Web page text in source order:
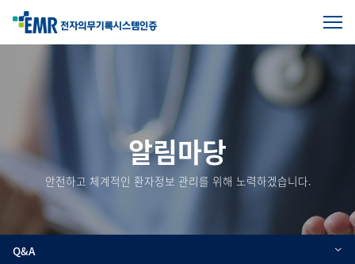
전
체
알림마당
안전하고 체계적인 환자정보 관리를 위해 노력하겠습니다.
Q&A